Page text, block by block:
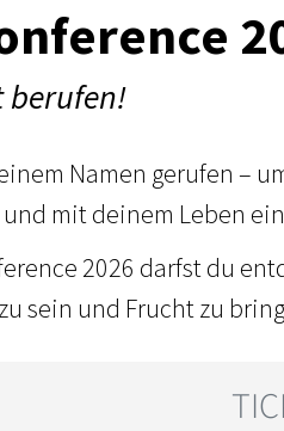
berufen!
Namen gerufen –
mit deinem Leben
2026 darfst du
sein und Frucht zu